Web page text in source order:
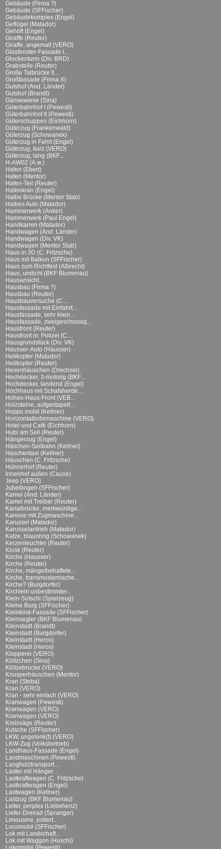
Gebäude (Firma ?)
Gebäude (SFFischer)
Gebäudekomplex (Engel)
Geflügel (Matador)
Gehöft (Engel)
Giraffe (Reuter)
Giraffe, angemalt (VERO)
Glasfenster-Fassade I...
Glockenturm (Div. BRD)
Grabstelle (Reuter)
Große Talbrücke II...
Großfassade (Firma X)
Gutshof (And. Länder)
Gutshof (Brandt)
Gänsewiese (Sina)
Güterbahnhof I (Pewesti)
Güterbahnhof II (Pewesti)
Güterschuppen (Eichhorn)
Güterzug (Frankenwald)
Güterzug (Schowanek)
Güterzug in Fahrt (Engel)
Güterzug, kurz (VERO)
Güterzug, lang (BKF...
H-AW02 (A.w.)
Hafen (Ebert)
Hafen (Mentor)
Hafen-Teil (Reuter)
Hafenkran (Engel)
Halbe Brücke (Mentor Stab)
Halbes Auto (Matador)
Hammerwerk (Anker)
Hammerwerk (Paul Engel)
Handkarren (Matador)
Handwagen (And. Länder)
Handwagen (Div. VK)
Handwagen (Mentor Stab)
Haus in 3D (C. Fritzsche)
Haus mit Balkon (SFFischer)
Haus zum Richtfest (Albrecht)
Haus, undicht (BKF Blumenau)
Hausansicht...
Hausbau (Firma ?)
Hausbau (Reuter)
Hausbauversuche (C....
Hausfassade mit Einfahrt...
Hausfassade, sehr klein...
Hausfassade, zweigeschossig...
Hausfront (Reuter)
Hausfront m. Polizei (C....
Hausgrundstück (Div. VK)
Hausser-Auto (Hausser)
Helikopter (Matador)
Helikopter (Reuter)
Hexenhäuschen (Drechsel)
Hochdecker, 3-motorig (BKF...
Hochdecker, landend (Engel)
Hochhaus mit Schafsherde...
Hohes-Haus-Front (VEB...
Holzsteine, aufgestapelt...
Hopps mobil (Kellner)
Horizontalbohrmaschine (VERO)
Hotel und Café (Eichhorn)
Hubi am Seil (Reuter)
Hängerzug (Engel)
Häschen-Seilbahn (Kellner)
Häschentaxi (Kellner)
Häuschen (C. Fritzsche)
Hühnerhof (Reuter)
Innenhof außen (Cause)
Jeep (VERO)
Jubelbogen (SFFischer)
Kamel (And. Länder)
Kamel mit Treiber (Reuter)
Kanalbrücke, merkwürdige...
Kanone mit Zugmaschine...
Karussel (Matador)
Karusselantrieb (Matador)
Katze, blauohrig (Schowanek)
Kerzenleuchter (Reuter)
Kiosk (Reuter)
Kirche (Hausser)
Kirche (Reuter)
Kirche, mängelbehaftete...
Kirche, transmoslemische...
Kirche? (Burgdorfer)
Kirchlein unbestimmter...
Klein-Sotschi (Spielzeug)
Kleine Burg (SFFischer)
Kleinkind-Fassade (SFFischer)
Kleinsegler (BKF Blumenau)
Kleinstadt (Brandt)
Kleinstadt (Burgdorfer)
Kleinstadt (Heros)
Kleinstadt (Heros)
Klopperei (VERO)
Klötzchen (Sina)
Klötzebrücke (VERO)
Knusperhäuschen (Mentor)
Kran (Steba)
Kran (VERO)
Kran - sehr einfach (VERO)
Kranwagen (Pewesti)
Kranwagen (VERO)
Kranwagen (VERO)
Kreissäge (Reuter)
Kutsche (SFFischer)
LKW, ungelenk(t) (VERO)
LKW-Zug (Volksbetrieb)
Landhaus-Fassade (Engel)
Landmaschinen (Pewesti)
Langholztransport...
Laster mit Hänger...
Lastkraftwagen (C. Fritzsche)
Lastkraftwagen (Engel)
Lastwagen (Kellner)
Lastzug (BKF Blumenau)
Leiter, perplex (Liebehenz)
Liefer-Dreirad (Spranger)
Limousine, poliert...
Locomobil (SFFischer)
Lok mit Landschaft...
Lok mit Waggon (Huschi)
Lokomobil (Pewesti)